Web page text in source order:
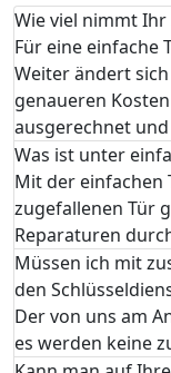
Wie viel nimmt
Für eine einfache
Weiter ändert
genaueren
ausgerechnet
Was ist unter
Mit der einfachen
zugefallenen Tür
Reparaturen
Müssen ich mit
den
Der von uns am
es werden keine